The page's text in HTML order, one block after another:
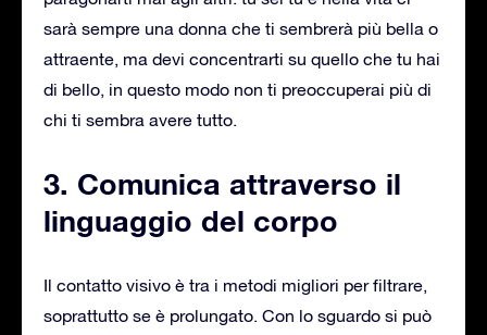
sarà sempre una donna che ti sembrerà più bella o
attraente, ma devi concentrarti su quello che tu hai
di bello, in questo modo non ti preoccuperai più di
chi ti sembra avere tutto.
3. Comunica attraverso il
linguaggio del corpo
Il contatto visivo è tra i metodi migliori per filtrare,
soprattutto se è prolungato. Con lo sguardo si può